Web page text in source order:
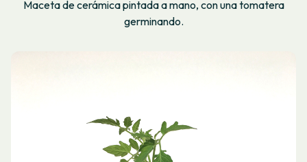
Maceta de cerámica pintada a mano, con una tomatera
germinando.